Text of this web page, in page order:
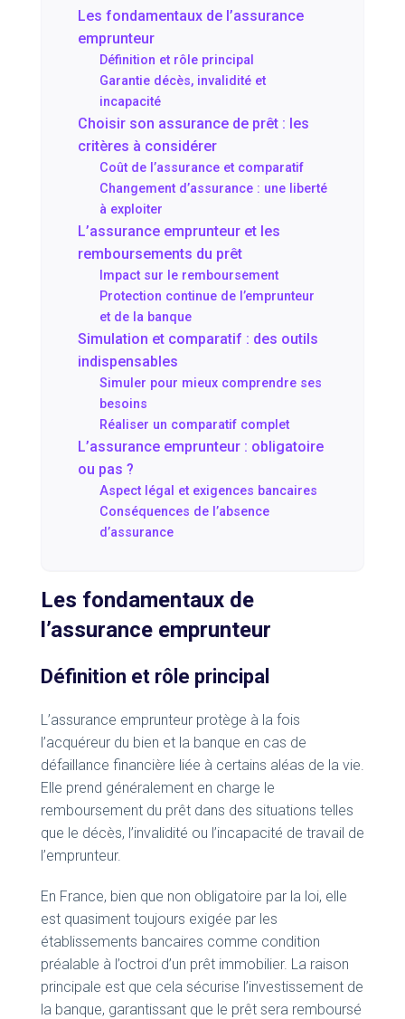
Les fondamentaux de l’assurance
emprunteur
Définition et rôle principal
Garantie décès, invalidité et
incapacité
Choisir son assurance de prêt : les
critères à considérer
Coût de l’assurance et comparatif
Changement d’assurance : une liberté
à exploiter
L’assurance emprunteur et les
remboursements du prêt
Impact sur le remboursement
Protection continue de l’emprunteur
et de la banque
Simulation et comparatif : des outils
indispensables
Simuler pour mieux comprendre ses
besoins
Réaliser un comparatif complet
L’assurance emprunteur : obligatoire
ou pas ?
Aspect légal et exigences bancaires
Conséquences de l’absence
d’assurance
Les fondamentaux de
l’assurance emprunteur
Définition et rôle principal
L’assurance emprunteur protège à la fois
l’acquéreur du bien et la banque en cas de
défaillance financière liée à certains aléas de la vie.
Elle prend généralement en charge le
remboursement du prêt dans des situations telles
que le décès, l’invalidité ou l’incapacité de travail de
l’emprunteur.
En France, bien que non obligatoire par la loi, elle
est quasiment toujours exigée par les
établissements bancaires comme condition
préalable à l’octroi d’un prêt immobilier. La raison
principale est que cela sécurise l’investissement de
la banque, garantissant que le prêt sera remboursé